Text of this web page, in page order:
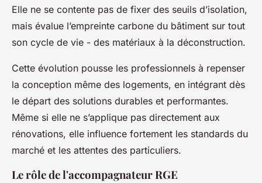
Elle ne se contente pas de fixer des seuils d’isolation,
mais évalue l’empreinte carbone du bâtiment sur tout
son cycle de vie - des matériaux à la déconstruction.
Cette évolution pousse les professionnels à repenser
la conception même des logements, en intégrant dès
le départ des solutions durables et performantes.
Même si elle ne s’applique pas directement aux
rénovations, elle influence fortement les standards du
marché et les attentes des particuliers.
Le rôle de l'accompagnateur RGE